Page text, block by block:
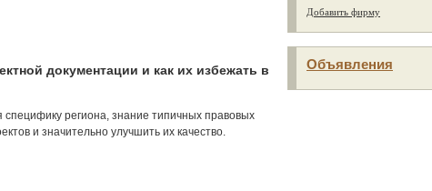
документации и как их избежать в
специфику региона, знание типичных правовых
и значительно улучшить их качество.
Добавить фирму
Объявления